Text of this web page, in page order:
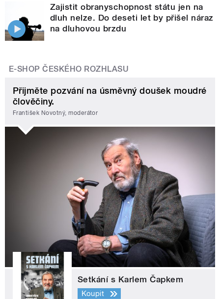
Zajistit obranyschopnost státu jen na
dluh nelze. Do deseti let by přišel náraz
na dluhovou brzdu
E-SHOP ČESKÉHO ROZHLASU
Přijměte pozvání na úsměvný doušek moudré
člověčiny.
František Novotný, moderátor
Setkání s Karlem Čapkem
Koupit